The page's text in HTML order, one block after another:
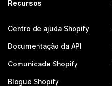
Recursos
Centro de ajuda Shopify
Documentação da API
Comunidade Shopify
Blogue Shopify